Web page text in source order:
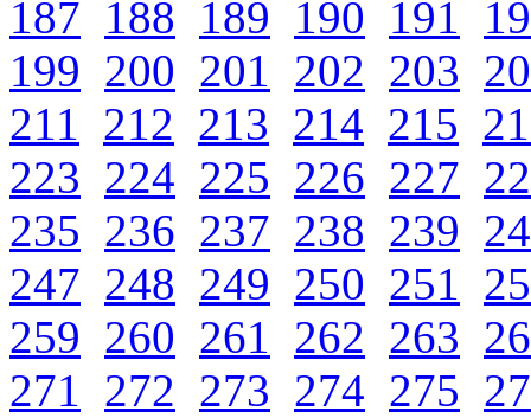
187 188 189 190 191
199 200 201 202 203
211 212 213 214 215
223 224 225 226 227
235 236 237 238 239
247 248 249 250 251
259 260 261 262 263
271 272 273 274 275